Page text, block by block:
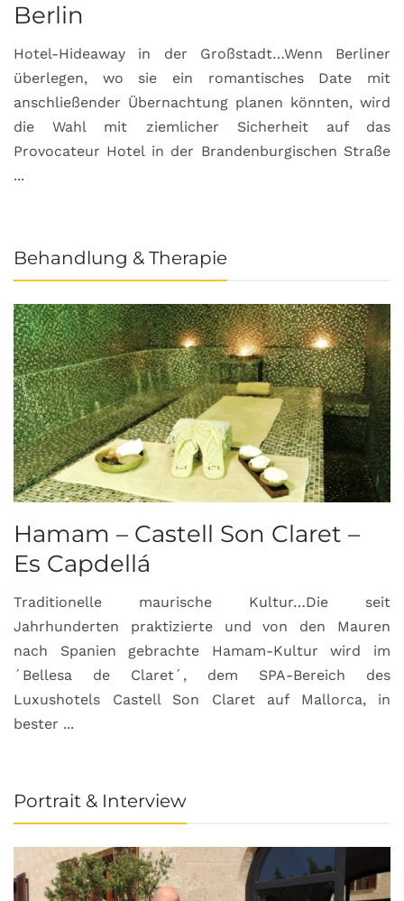
Berlin
Hotel-Hideaway in der Großstadt…Wenn Berliner
überlegen, wo sie ein romantisches Date mit
anschließender Übernachtung planen könnten, wird
die Wahl mit ziemlicher Sicherheit auf das
Provocateur Hotel in der Brandenburgischen Straße
...
Behandlung & Therapie
Hamam – Castell Son Claret –
Es Capdellá
Traditionelle maurische Kultur…Die seit
Jahrhunderten praktizierte und von den Mauren
nach Spanien gebrachte Hamam-Kultur wird im
´Bellesa de Claret´, dem SPA-Bereich des
Luxushotels Castell Son Claret auf Mallorca, in
bester ...
Portrait & Interview